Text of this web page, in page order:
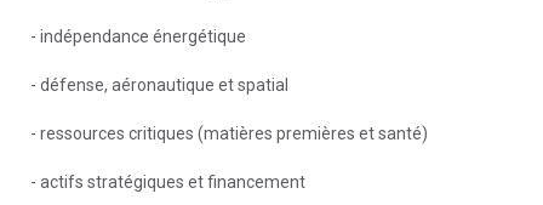
- indépendance énergétique
- défense, aéronautique et spatial
- ressources critiques (matières premières et santé)
- actifs stratégiques et financement